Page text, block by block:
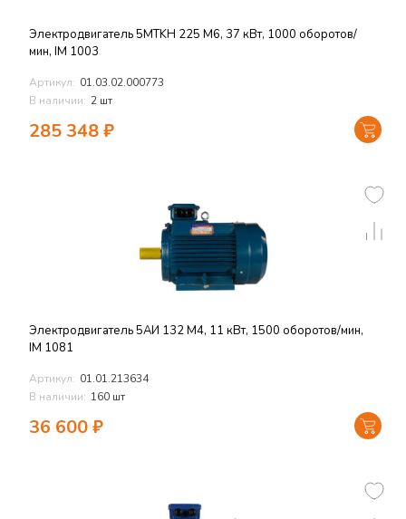
Электродвигатель 5MTKH 225 M6, 37 кВт, 1000 оборотов/
мин, IM 1003
Артикул: 01.03.02.000773
В наличии: 2 шт
285 348₽
Электродвигатель 5АИ 132 M4, 11 кВт, 1500 оборотов/мин,
IM 1081
Артикул: 01.01.213634
В наличии: 160 шт
36 600₽